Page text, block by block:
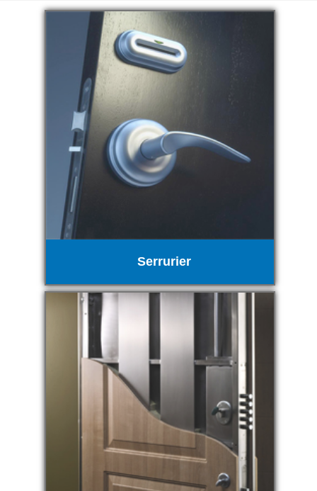
Serrurier